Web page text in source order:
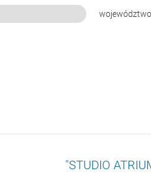
województwo
"STUDIO